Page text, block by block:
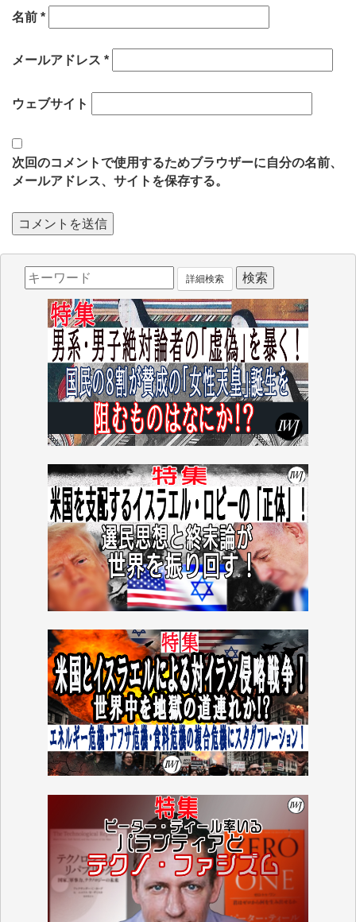
名前 *
メールアドレス *
ウェブサイト
次回のコメントで使用するためブラウザーに自分の名前、
メールアドレス、サイトを保存する。
詳細検索